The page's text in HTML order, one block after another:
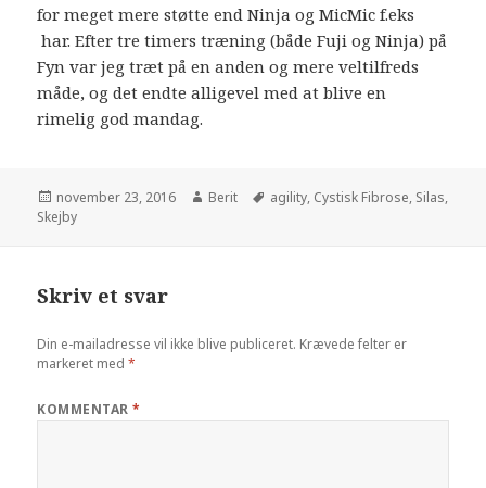
for meget mere støtte end Ninja og MicMic f.eks
har. Efter tre timers træning (både Fuji og Ninja) på
Fyn var jeg træt på en anden og mere veltilfreds
måde, og det endte alligevel med at blive en
rimelig god mandag.
november 23, 2016 Berit agility, Cystisk Fibrose, Silas,
Skejby
Skriv et svar
Din e-mailadresse vil ikke blive publiceret. Krævede felter er
markeret med*
KOMMENTAR*